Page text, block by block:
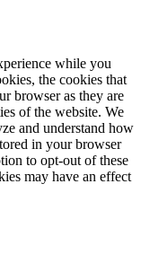
while you
the cookies that
browser as they are
of the website. We
and understand how
in your browser
to opt-out of these
may have an effect